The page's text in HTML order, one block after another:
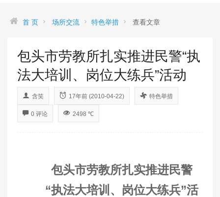
首 页 场所交流 特色举措 查看文章
包头市劳教所扎实推进民警“执
法大培训、岗位大练兵”活动
含笑 17年前 (2010-04-22) 特色举措
0 评论 2498 ℃
包头市劳教所扎实推进民警
“执法大培训、岗位大练兵”活